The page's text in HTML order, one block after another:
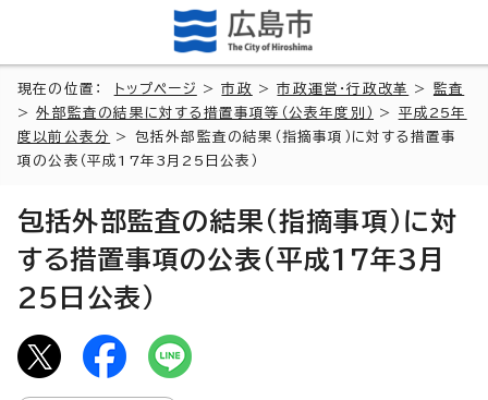
現在の位置： トップページ >市政 >市政運営・行政改革 > 監査
>外部監査の結果に対する措置事項等（公表年度別） > 平成25年
度以前公表分 > 包括外部監査の結果（指摘事項）に対する措置事
項の公表（平成17年3月25日公表）
包括外部監査の結果（指摘事項）に対
する措置事項の公表（平成17年3月
25日公表）